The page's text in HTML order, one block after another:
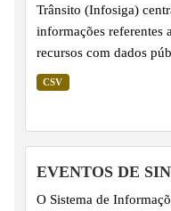
Bombeiros, Polícia...
Trânsito (Infosiga)
informações referentes
recursos com dados
Estado de São Paulo.
em Sinistros são
podem ter seus dados
atualização pelos
CSV
EVENTOS DE
O Sistema de